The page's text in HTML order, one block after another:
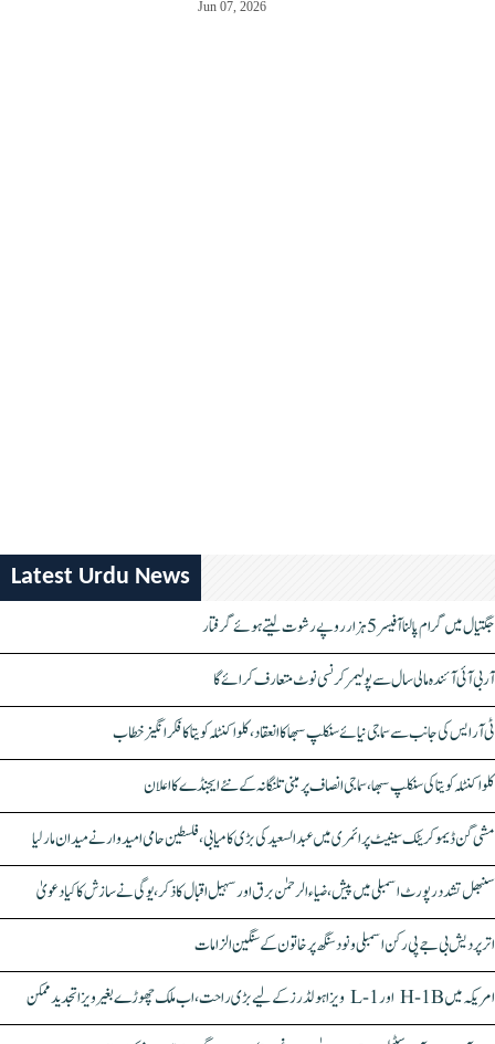
Jun 07, 2026
Latest Urdu News
جگتیال میں گرام پالنا آفیسر 5 ہزار روپے رشوت لیتے ہوئے گرفتار
آر بی آئی آئندہ مالی سال سے پولیمر کرنسی نوٹ متعارف کرائے گا
ٹی آر ایس کی جانب سے سماجی نیائے سنکلپ سبھا کا انعقاد، کلواکنٹلہ کویتا کا فکر انگیز خطاب
کلواکنٹلہ کویتا کی سنکلپ سبھا، سماجی انصاف پر مبنی تلنگانہ کے نئے ایجنڈے کا اعلان
مشی گن ڈیموکریٹک سینیٹ پرائمری میں عبدالسعید کی بڑی کامیابی، فلسطین حامی امیدوار نے میدان مار لیا
سنبھل تشدد رپورٹ اسمبلی میں پیش، ضیاء الرحمٰن برق اور سہیل اقبال کا ذکر، یوگی نے سازش کا کیا دعویٰ
اتر پردیش بی جے پی رکن اسمبلی ونود سنگھ پر خاتون کے سنگین الزامات
امریکہ میں H-1B اور L-1 ویزا ہولڈرز کے لیے بڑی راحت، اب ملک چھوڑے بغیر ویزا تجدید ممکن